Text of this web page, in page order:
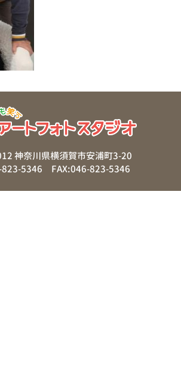
神奈川県横須賀市安浦町3-20
823-5346 FAX:046-823-5346